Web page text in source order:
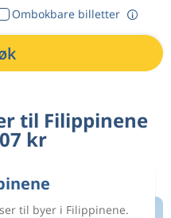
Ombokbare billetter
til Filippinene
kr
til byer i Filippinene.